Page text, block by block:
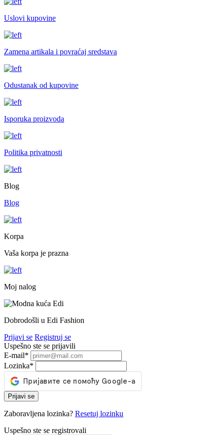
Uslovi kupovine
Zamena artikala i povraćaj sredstava
Odustanak od kupovine
Isporuka proizvoda
Politika privatnosti
Blog
Blog
Korpa
Vaša korpa je prazna
Moj nalog
Dobrodošli u Edi Fashion
Prijavi se Registruj se
Uspešno ste se prijavili
E-mail*
Lozinka*
Prijavi se
Zaboravljena lozinka? Resetuj lozinku
Uspešno ste se registrovali